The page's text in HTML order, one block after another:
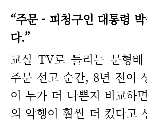
“주문 - 피청구인 대통령
다.”
교실 TV로 들리는 문형배
주문 선고 순간, 8년 전이
이 누가 더 나쁜지 비교하
의 악행이 훨씬 더 컸다고